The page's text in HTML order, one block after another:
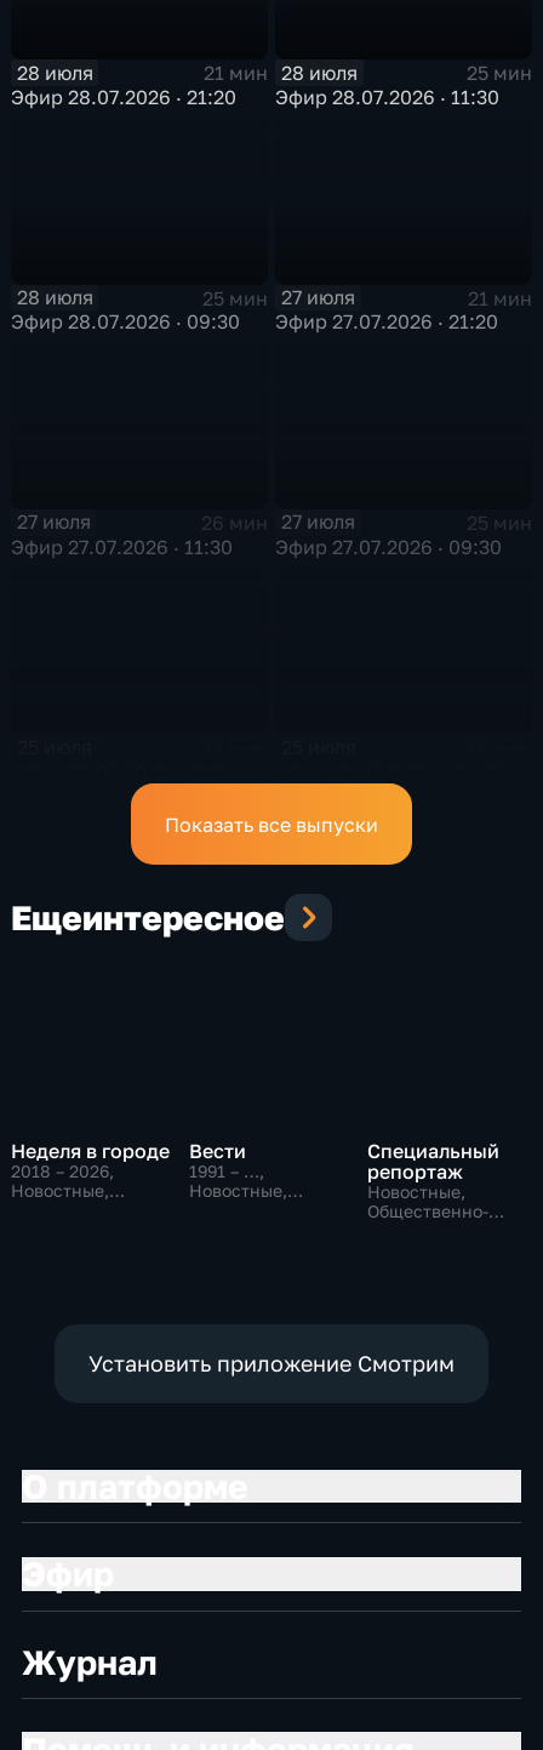
28 июля
21 мин
Эфир 28.07.2026 · 21:20
28 июля
25 мин
Эфир 28.07.2026 · 11:30
28 июля
25 мин
Эфир 28.07.2026 · 09:30
27 июля
21 мин
Эфир 27.07.2026 · 21:20
27 июля
26 мин
Эфир 27.07.2026 · 11:30
27 июля
25 мин
Эфир 27.07.2026 · 09:30
Показать все выпуски
Ещеинтересное
Неделя в городе
2018 – 2026,
Новостные,
Вести
1991 – …,
Новостные,
Специальный
репортаж
Новостные,
Общественно-
Установить приложение Смотрим
Журнал